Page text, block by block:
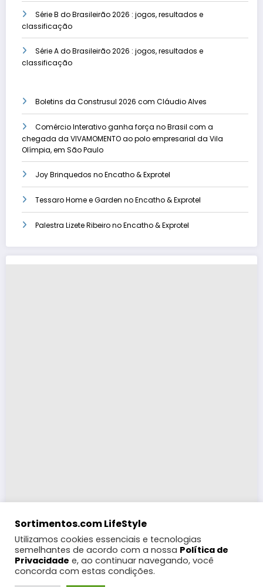
Série B do Brasileirão 2026 : jogos, resultados e
classificação
Série A do Brasileirão 2026 : jogos, resultados e
classificação
Boletins da Construsul 2026 com Cláudio Alves
Comércio Interativo ganha força no Brasil com a
chegada da VIVAMOMENTO ao polo empresarial da Vila
Olímpia, em São Paulo
Joy Brinquedos no Encatho & Exprotel
Tessaro Home e Garden no Encatho & Exprotel
Palestra Lizete Ribeiro no Encatho & Exprotel
Eventos e Feiras
Sortimentos.com LifeStyle
Utilizamos cookies essenciais e tecnologias
semelhantes de acordo com a nossa Política de
Privacidade e, ao continuar navegando, você
concorda com estas condições.